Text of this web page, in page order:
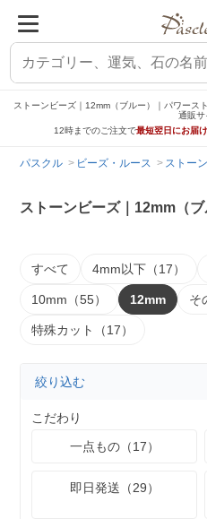
ストーンビーズ｜12mm（ブルー）｜パワース
通販サ
12時までのご注文で最短翌日にお届け
パスクル ビーズ・ルース ストー
ストーンビーズ｜12mm（ブ
すべて 4mm以下（17）
10mm（55） 12mm そ
特殊カット（17）
絞り込む
こだわり
一点もの（17）
即日発送（29）